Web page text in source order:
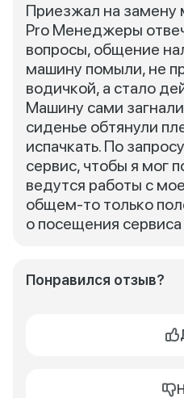
Приезжал на замену
Pro Менеджеры
вопросы, общение
машину помыли, не
водичкой, а стало
Машину сами загнали
сиденье обтянули
испачкать. По
сервис, чтобы я мог
ведутся работы с
общем-то только
о посещения сервиса
Понравился отзыв?